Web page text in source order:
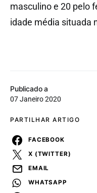
Publicado a
07 Janeiro 2020
PARTILHAR ARTIGO
FACEBOOK
X (TWITTER)
EMAIL
WHATSAPP
masculino e 20 pelo
idade média situada